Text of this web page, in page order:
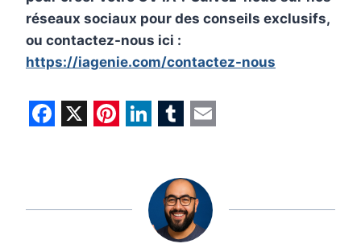
réseaux sociaux pour des conseils exclusifs,
ou contactez-nous ici :
https://iagenie.com/contactez-nous
e
t
k
m
b
l
a
i
l